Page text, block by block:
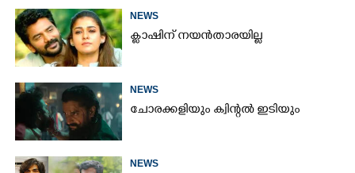
NEWS
ക്ലാഷിന് നയൻതാരയില്ല
NEWS
ചോരക്കളിയും ക്വിന്റൽ ഇടിയും
NEWS